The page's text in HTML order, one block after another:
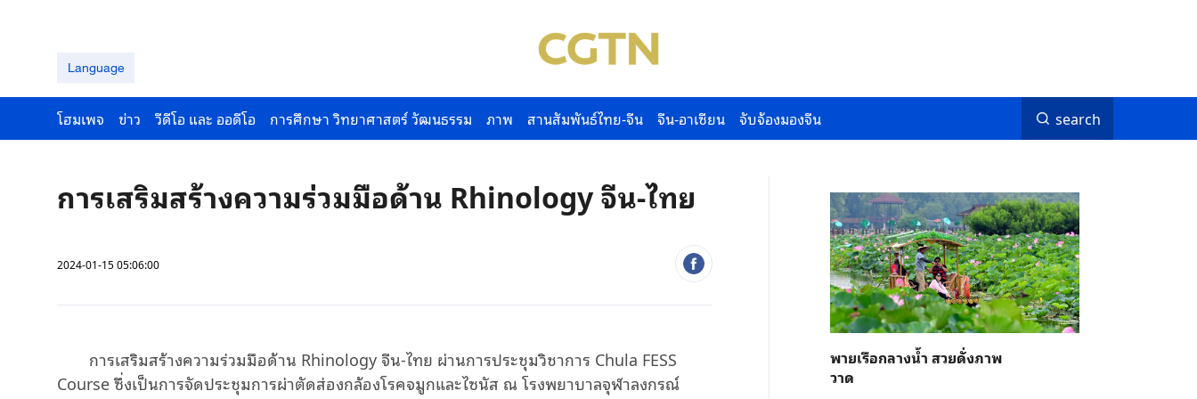
Language
โฮมเพจ ข่าว วีดีโอ และ ออดีโอ การศึกษา วิทยาศาสตร์ วัฒนธรรม ภาพ สานสัมพันธ์ไทย-จีน จีน-อาเซียน จับจ้องมองจีน search
การเสริมสร้างความร่วมมือด้าน Rhinology จีน-ไทย
2024-01-15 05:06:00
การเสริมสร้างความร่วมมือด้าน Rhinology จีน-ไทย ผ่านการประชุมวิชาการ Chula FESS
Course ซึ่งเป็นการจัดประชุมการผ่าตัดส่องกล้องโรคจมูกและไซนัส ณ โรงพยาบาลจุฬาลงกรณ์
พายเรือกลางน้ำ สวยดั่งภาพ
วาด